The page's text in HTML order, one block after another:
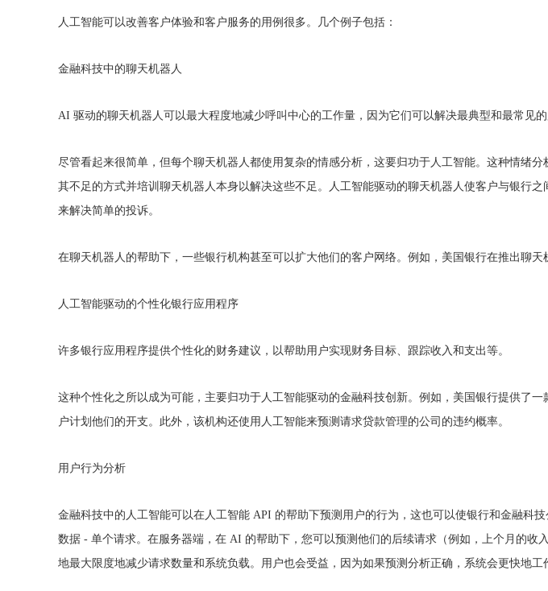
人工智能可以改善客户体验和客户服务的用例很多。几个例子包括：
金融科技中的聊天机器人
AI 驱动的聊天机器人可以最大程度地减少呼叫中心的工作量，因为它们可以解决最典型和最常见的
尽管看起来很简单，但每个聊天机器人都使用复杂的情感分析，这要归功于人工智能。这种情绪
其不足的方式并培训聊天机器人本身以解决这些不足。人工智能驱动的聊天机器人使客户与银行
来解决简单的投诉。
在聊天机器人的帮助下，一些银行机构甚至可以扩大他们的客户网络。例如，美国银行在推出聊天
人工智能驱动的个性化银行应用程序
许多银行应用程序提供个性化的财务建议，以帮助用户实现财务目标、跟踪收入和支出等。
这种个性化之所以成为可能，主要归功于人工智能驱动的金融科技创新。例如，美国银行提供了
户计划他们的开支。此外，该机构还使用人工智能来预测请求贷款管理的公司的违约概率。
用户行为分析
金融科技中的人工智能可以在人工智能 API 的帮助下预测用户的行为，这也可以使银行和金融科
数据 - 单个请求。在服务器端，在 AI 的帮助下，您可以预测他们的后续请求（例如，上个月的收
地最大限度地减少请求数量和系统负载。用户也会受益，因为如果预测分析正确，系统会更快地工